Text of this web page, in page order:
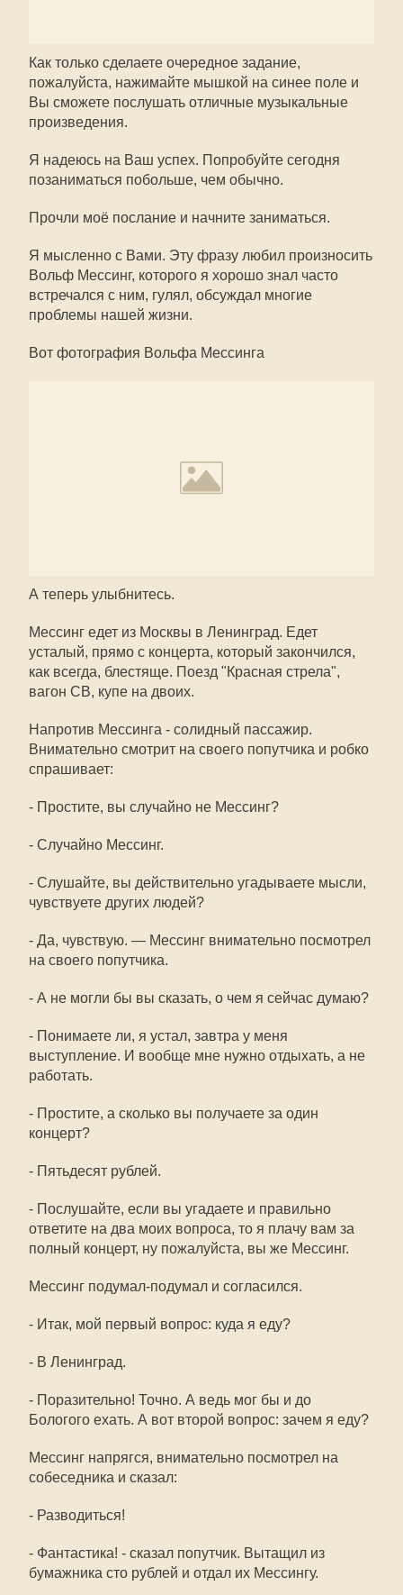
Как только сделаете очередное задание,
пожалуйста, нажимайте мышкой на синее поле и
Вы сможете послушать отличные музыкальные
произведения.
Я надеюсь на Ваш успех. Попробуйте сегодня
позаниматься побольше, чем обычно.
Прочли моё послание и начните заниматься.
Я мысленно с Вами. Эту фразу любил произносить
Вольф Мессинг, которого я хорошо знал часто
встречался с ним, гулял, обсуждал многие
проблемы нашей жизни.
Вот фотография Вольфа Мессинга
А теперь улыбнитесь.
Мессинг едет из Москвы в Ленинград. Едет
усталый, прямо с концерта, который закончился,
как всегда, блестяще. Поезд "Красная стрела",
вагон СВ, купе на двоих.
Напротив Мессинга - солидный пассажир.
Внимательно смотрит на своего попутчика и робко
спрашивает:
- Простите, вы случайно не Мессинг?
- Случайно Мессинг.
- Слушайте, вы действительно угадываете мысли,
чувствуете других людей?
- Да, чувствую. — Мессинг внимательно посмотрел
на своего попутчика.
- А не могли бы вы сказать, о чем я сейчас думаю?
- Понимаете ли, я устал, завтра у меня
выступление. И вообще мне нужно отдыхать, а не
работать.
- Простите, а сколько вы получаете за один
концерт?
- Пятьдесят рублей.
- Послушайте, если вы угадаете и правильно
ответите на два моих вопроса, то я плачу вам за
полный концерт, ну пожалуйста, вы же Мессинг.
Мессинг подумал-подумал и согласился.
- Итак, мой первый вопрос: куда я еду?
- В Ленинград.
- Поразительно! Точно. А ведь мог бы и до
Бологого ехать. А вот второй вопрос: зачем я еду?
Мессинг напрягся, внимательно посмотрел на
собеседника и сказал:
- Разводиться!
- Фантастика! - сказал попутчик. Вытащил из
бумажника сто рублей и отдал их Мессингу.